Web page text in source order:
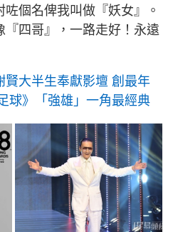
個名俾我叫做『妖女』。
四哥』，一路走好！永遠
賢大半生奉獻影壇 創最年
球》「強雄」一角最經典